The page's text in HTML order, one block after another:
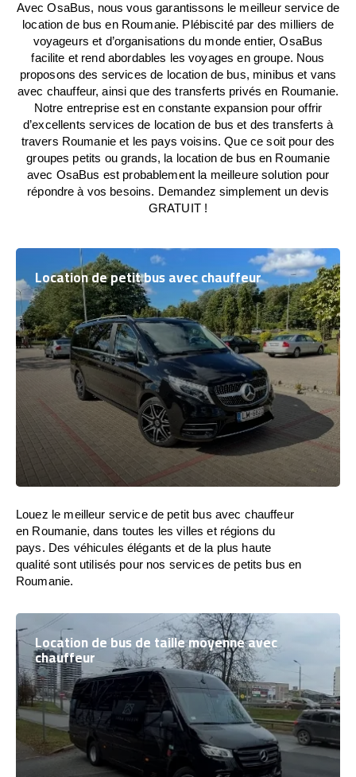
Avec OsaBus, nous vous garantissons le meilleur service de
location de bus en Roumanie. Plébiscité par des milliers de
voyageurs et d’organisations du monde entier, OsaBus
facilite et rend abordables les voyages en groupe. Nous
proposons des services de location de bus, minibus et vans
avec chauffeur, ainsi que des transferts privés en Roumanie.
Notre entreprise est en constante expansion pour offrir
d’excellents services de location de bus et des transferts à
travers Roumanie et les pays voisins. Que ce soit pour des
groupes petits ou grands, la location de bus en Roumanie
avec OsaBus est probablement la meilleure solution pour
répondre à vos besoins. Demandez simplement un devis
GRATUIT !
Location de petit bus avec chauffeur
Louez le meilleur service de petit bus avec chauffeur
en Roumanie, dans toutes les villes et régions du
pays. Des véhicules élégants et de la plus haute
qualité sont utilisés pour nos services de petits bus en
Roumanie.
Location de bus de taille moyenne avec
chauffeur